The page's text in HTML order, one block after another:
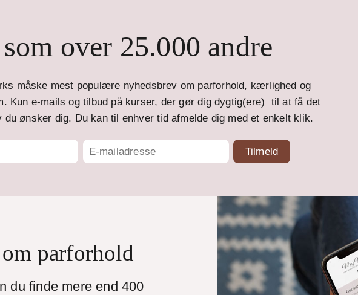
over 25.000 andre
måske mest populære nyhedsbrev om parforhold, kærlighed og
Kun e-mails og tilbud på kurser, der gør dig dygtig(ere) til at få det
du ønsker dig. Du kan til enhver tid afmelde dig med et enkelt klik.
parforhold
du finde mere end 400